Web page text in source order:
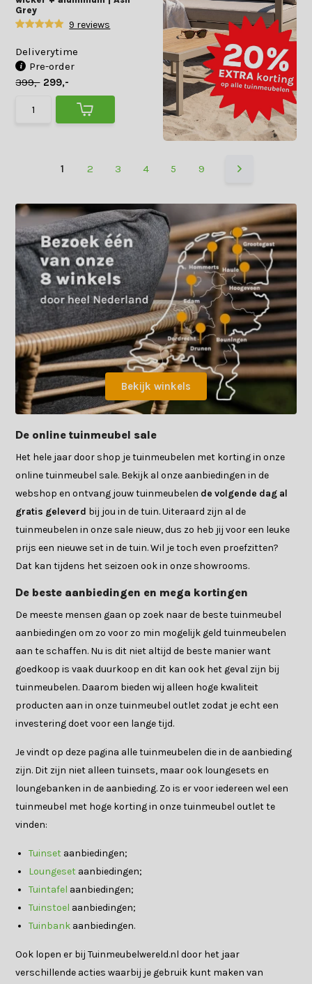
Grey
9 reviews
Deliverytime
Pre-order
399,- 299,-
1 2 3 4 5 9
Bekijk winkels
De online tuinmeubel sale
Het hele jaar door shop je tuinmeubelen met korting in onze
online tuinmeubel sale. Bekijk al onze aanbiedingen in de
webshop en ontvang jouw tuinmeubelen de volgende dag al
gratis geleverd bij jou in de tuin. Uiteraard zijn al de
tuinmeubelen in onze sale nieuw, dus zo heb jij voor een leuke
prijs een nieuwe set in de tuin. Wil je toch even proefzitten?
Dat kan tijdens het seizoen ook in onze showrooms.
De beste aanbiedingen en mega kortingen
De meeste mensen gaan op zoek naar de beste tuinmeubel
aanbiedingen om zo voor zo min mogelijk geld tuinmeubelen
aan te schaffen. Nu is dit niet altijd de beste manier want
goedkoop is vaak duurkoop en dit kan ook het geval zijn bij
tuinmeubelen. Daarom bieden wij alleen hoge kwaliteit
producten aan in onze tuinmeubel outlet zodat je echt een
investering doet voor een lange tijd.
Je vindt op deze pagina alle tuinmeubelen die in de aanbieding
zijn. Dit zijn niet alleen tuinsets, maar ook loungesets en
loungebanken in de aanbieding. Zo is er voor iedereen wel een
tuinmeubel met hoge korting in onze tuinmeubel outlet te
vinden:
Tuinset aanbiedingen;
Loungeset aanbiedingen;
Tuintafel aanbiedingen;
Tuinstoel aanbiedingen;
Tuinbank aanbiedingen.
Ook lopen er bij Tuinmeubelwereld.nl door het jaar
verschillende acties waarbij je gebruik kunt maken van